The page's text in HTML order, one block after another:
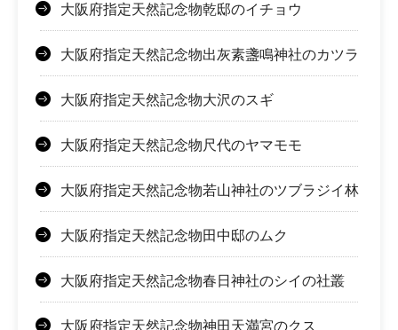
大阪府指定天然記念物乾邸のイチョウ
大阪府指定天然記念物出灰素盞鳴神社のカツラ
大阪府指定天然記念物大沢のスギ
大阪府指定天然記念物尺代のヤマモモ
大阪府指定天然記念物若山神社のツブラジイ林
大阪府指定天然記念物田中邸のムク
大阪府指定天然記念物春日神社のシイの社叢
大阪府指定天然記念物神田天満宮のクス